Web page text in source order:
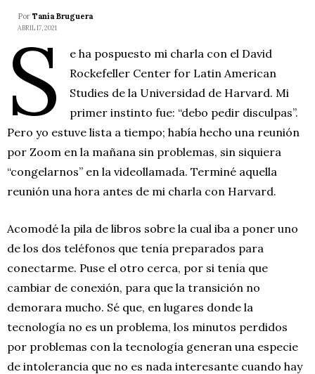
Por Tania Bruguera
ABRIL 17, 2021
S
e ha pospuesto mi charla con el David
Rockefeller Center for Latin American
Studies de la Universidad de Harvard. Mi
primer instinto fue: “debo pedir disculpas”.
Pero yo estuve lista a tiempo; había hecho una reunión
por Zoom en la mañana sin problemas, sin siquiera
“congelarnos” en la videollamada. Terminé aquella
reunión una hora antes de mi charla con Harvard.
Acomodé la pila de libros sobre la cual iba a poner uno
de los dos teléfonos que tenía preparados para
conectarme. Puse el otro cerca, por si tenía que
cambiar de conexión, para que la transición no
demorara mucho. Sé que, en lugares donde la
tecnología no es un problema, los minutos perdidos
por problemas con la tecnología generan una especie
de intolerancia que no es nada interesante cuando hay